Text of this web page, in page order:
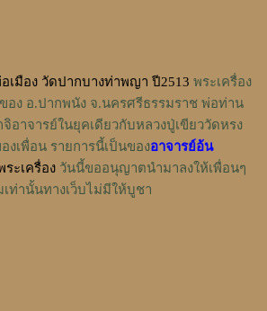
เมือง วัดปากบางท่าพญา ปี2513 พระเครื่อง
อง อ.ปากพนัง จ.นครศรีธรรมราช พ่อท่าน
จิอาจารย์ในยุคเดียวกับหลวงปู่เขียววัดหรง
งเพื่อน รายการนี้เป็นของอาจารย์อ้น
ะเครื่อง วันนี้ขออนุญาตนำมาลงให้เพื่อนๆ
ท่านั้นทางเว็บไม่มีให้บูชา